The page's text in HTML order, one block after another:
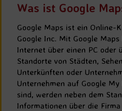
Was ist Google
Google Maps ist ein Online-
Google Inc. Mit Google
Internet über einen PC oder
Standorte von Städten,
Unterkünften oder
Unternehmen auf Google
sind, werden neben dem
Informationen über die